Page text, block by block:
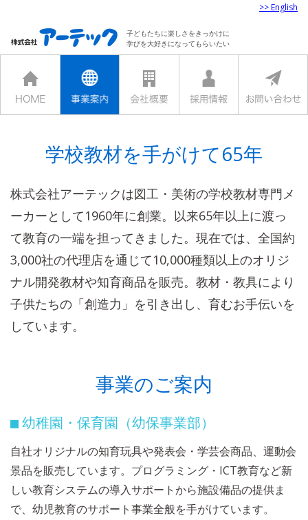
>> English
子どもたちに楽しさをきっかけに
学びを大好きになってもらいたい
学校教材を手がけて65年
株式会社アーテックは図工・美術の学校教材専門メ
ーカーとして1960年に創業。以来65年以上に渡っ
て教育の一端を担ってきました。現在では、全国約
3,000社の代理店を通じて10,000種類以上のオリジ
ナル開発教材や知育商品を販売。教材・教具により
子供たちの「創造力」を引き出し、育むお手伝いを
しています。
事業のご案内
■ 幼稚園・保育園（幼保事業部）
自社オリジナルの知育玩具や発表会・学芸会商品、運動会
景品を販売しています。プログラミング・ICT教育など新
しい教育システムの導入サポートから施設備品の提供ま
で、幼児教育のサポート事業全般を手がけています。